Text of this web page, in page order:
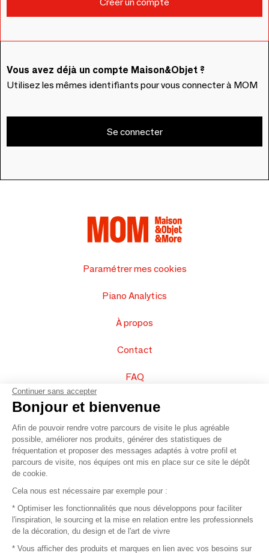
Vous avez déjà un compte Maison&Objet ?
Utilisez les mêmes identifiants pour vous connecter à MOM
Se connecter
Paramétrer mes cookies
Piano Analytics
À propos
Contact
FAQ
Vendez vos produits
Plan du site
© 2016 –Organisation SAFI
Recrutement
Continuer sans accepter
Bonjour et bienvenue
Afin de pouvoir rendre votre parcours de visite le plus agréable
possible, améliorer nos produits, générer des statistiques de
fréquentation et proposer des messages adaptés à votre profil et
parcours de visite, nos équipes ont mis en place sur ce site le dépôt
de cookie.
Cela nous est nécessaire par exemple pour :
* Optimiser les fonctionnalités que nous développons pour faciliter
l'inspiration, le sourcing et la mise en relation entre les professionnels
de la décoration, du design et de l'art de vivre
* Vous afficher des produits et marques en lien avec vos besoins sur